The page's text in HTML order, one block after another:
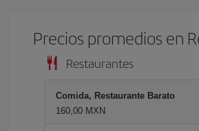
Precios promedios en
Restaurantes
Comida, Restaurante Barato
160,00 MXN